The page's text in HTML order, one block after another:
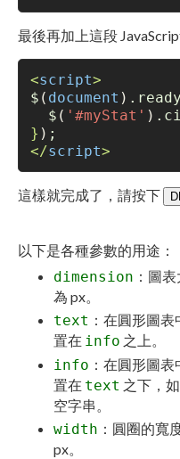
最後再加上這段
<script>
$ ( document ) .ready
  $
( '#myStat' )
} ) ;
</script>
這樣就完成了，請按下
以下是各種參數的用途：
dimension ：圖
為 px。
text ：在圓形圖
置在 info 之上。
info ：在圓形圖
置在 text 之下，
空字串。
width ：圓圈的寬
px。